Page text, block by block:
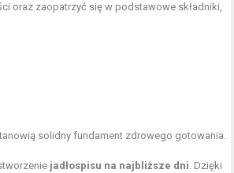
oraz zaopatrzyć się w podstawowe składniki,
solidny fundament zdrowego gotowania.
jadłospisu na najbliższe dni. Dzięki